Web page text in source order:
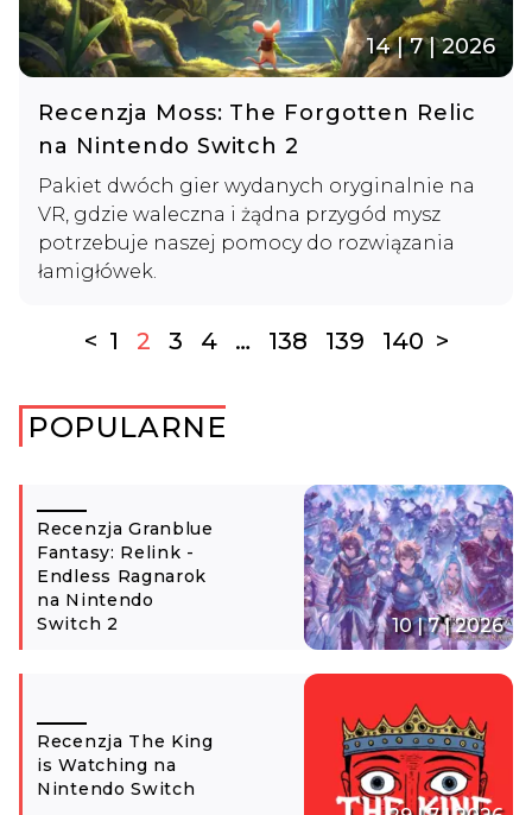
14 | 7 | 2026
Recenzja Moss: The Forgotten Relic
na Nintendo Switch 2
Pakiet dwóch gier wydanych oryginalnie na
VR, gdzie waleczna i żądna przygód mysz
potrzebuje naszej pomocy do rozwiązania
łamigłówek.
< 1 2 3 4 … 138 139 140 >
POPULARNE
Recenzja Granblue
Fantasy: Relink -
Endless Ragnarok
na Nintendo
Switch 2
10 | 7 | 2026
Recenzja The King
is Watching na
Nintendo Switch